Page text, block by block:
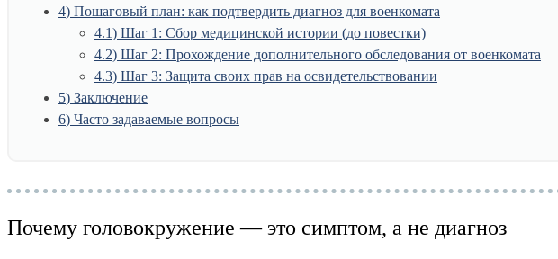
4 Пошаговый план: как подтвердить диагноз для военкомата
4.1 Шаг 1: Сбор медицинской истории (до повестки)
4.2 Шаг 2: Прохождение дополнительного обследования от военкомата
4.3 Шаг 3: Защита своих прав на освидетельствовании
5 Заключение
6 Часто задаваемые вопросы
Почему головокружение — это симптом, а не диагноз